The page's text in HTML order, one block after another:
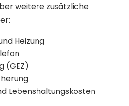
weitere zusätzliche
Heizung
(GEZ)
Lebenshaltungskosten